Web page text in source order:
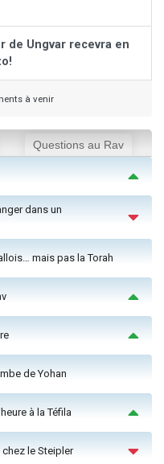
de Ungvar recevra en
à venir
Questions au Rav
dans un
mais pas la Torah
de Yohan
à la Téfila
le Steipler